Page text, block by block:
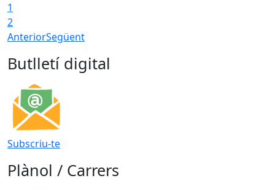
1
2
AnteriorSegüent
Butlletí digital
Subscriu-te
Plànol / Carrers